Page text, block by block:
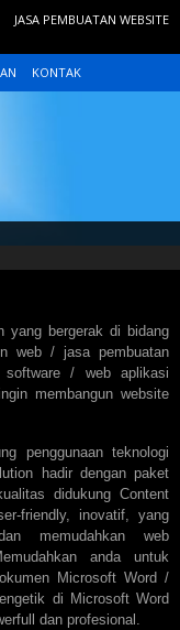
JASA PEMBUATAN WEBSITE
KONTAK
yang bergerak di bidang
web / jasa pembuatan
software / web aplikasi
membangun website
penggunaan teknologi
hadir dengan paket
didukung Content
friendly, inovatif, yang
memudahkan web
anda untuk
Microsoft Word /
di Microsoft Word
dan profesional.